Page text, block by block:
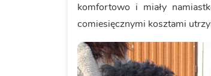
komfortowo i miały
comiesięcznymi kosztami